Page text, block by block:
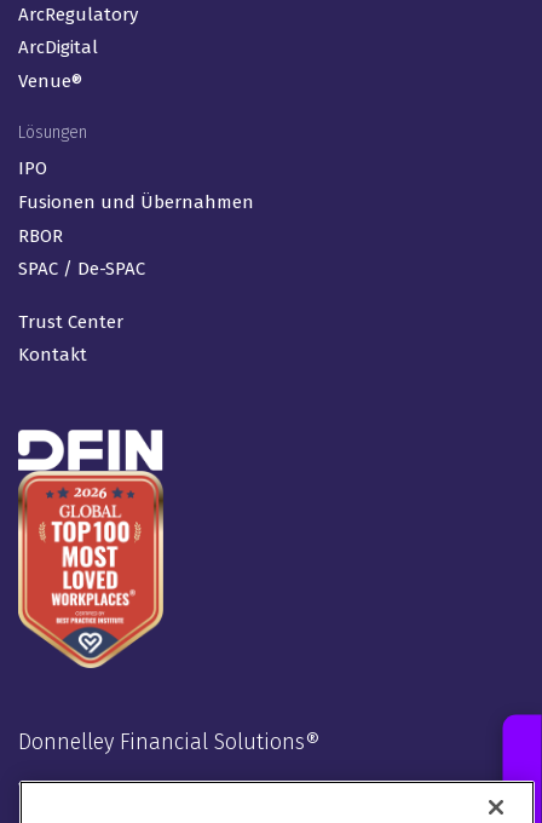
ArcRegulatory
ArcDigital
Venue®
Lösungen
IPO
Fusionen und Übernahmen
RBOR
SPAC / De-SPAC
Trust Center
Kontakt
Donnelley Financial Solutions®
Verbunden bleiben